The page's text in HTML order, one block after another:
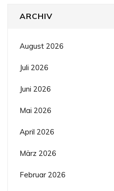
ARCHIV
August 2026
Juli 2026
Juni 2026
Mai 2026
April 2026
März 2026
Februar 2026